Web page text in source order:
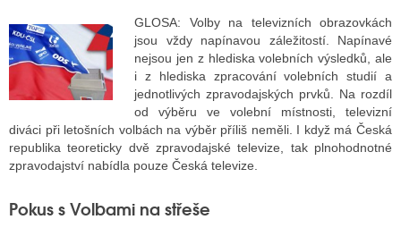
RÁDIÍ
RÁDIÍ
VYSÍLAČE
TELEVIZE
GLOSA: Volby na televizních obrazovkách
jsou vždy napínavou záležitostí. Napínavé
nejsou jen z hlediska volebních výsledků, ale
i z hlediska zpracování volebních studií a
jednotlivých zpravodajských prvků. Na rozdíl
od výběru ve volební místnosti, televizní
diváci při letošních volbách na výběr příliš neměli. I když má Česká
republika teoreticky dvě zpravodajské televize, tak plnohodnotné
zpravodajství nabídla pouze Česká televize.
Pokus s Volbami na střeše